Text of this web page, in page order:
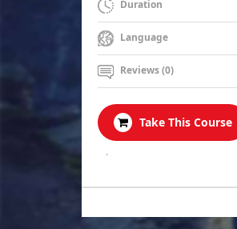
Duration
Language
Reviews (0)
Take This Course
.